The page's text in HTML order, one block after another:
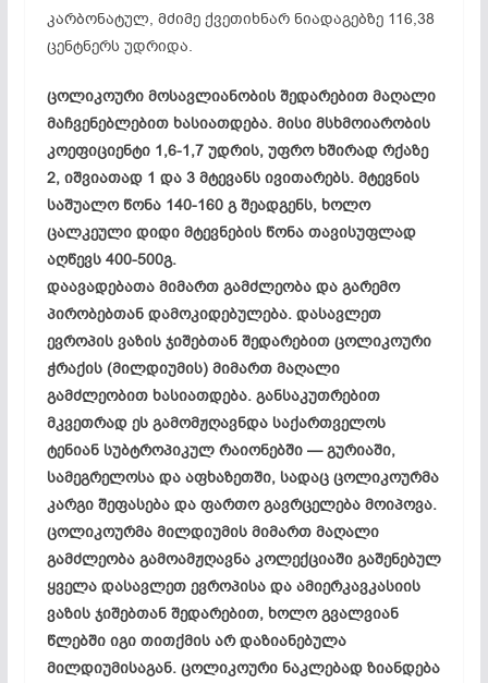
კარბონატულ, მძიმე ქვეთიხნარ ნიადაგებზე 116,38
ცენტნერს უდრიდა.
ცოლიკოური მოსავლიანობის შედარებით მაღალი
მაჩვენებლებით ხასიათდება. მისი მსხმოიარობის
კოეფიციენტი 1,6-1,7 უდრის, უფრო ხშირად რქაზე
2, იშვიათად 1 და 3 მტევანს ივითარებს. მტევნის
საშუალო წონა 140-160 გ შეადგენს, ხოლო
ცალკეული დიდი მტევნების წონა თავისუფლად
აღწევს 400-500გ.
დაავადებათა მიმართ გამძლეობა და გარემო
პირობებთან დამოკიდებულება. დასავლეთ
ევროპის ვაზის ჯიშებთან შედარებით ცოლიკოური
ჭრაქის (მილდიუმის) მიმართ მაღალი
გამძლეობით ხასიათდება. განსაკუთრებით
მკვეთრად ეს გამომჟღავნდა საქართველოს
ტენიან სუბტროპიკულ რაიონებში — გურიაში,
სამეგრელოსა და აფხაზეთში, სადაც ცოლიკოურმა
კარგი შეფასება და ფართო გავრცელება მოიპოვა.
ცოლიკოურმა მილდიუმის მიმართ მაღალი
გამძლეობა გამოამჟღავნა კოლექციაში გაშენებულ
ყველა დასავლეთ ევროპისა და ამიერკავკასიის
ვაზის ჯიშებთან შედარებით, ხოლო გვალვიან
წლებში იგი თითქმის არ დაზიანებულა
მილდიუმისაგან. ცოლიკოური ნაკლებად ზიანდება